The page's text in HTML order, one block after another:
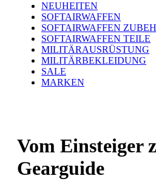
NEUHEITEN
SOFTAIRWAFFEN
SOFTAIRWAFFEN
SOFTAIRWAFFEN TEILE
MILITÄRAUSRÜSTUNG
MILITÄRBEKLEIDUNG
SALE
MARKEN
Vom Einsteiger
Gearguide